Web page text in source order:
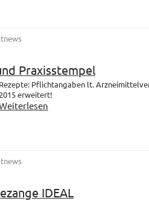
Praxisstempel
Rezepte: Pflichtangaben lt.
2015 erweitert!
IDEAL